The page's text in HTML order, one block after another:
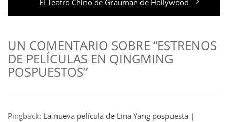
siguiente:
El Teatro Chino de Grauman de Hollywood
UN COMENTARIO SOBRE “ESTRENOS
DE PELÍCULAS EN QINGMING
POSPUESTOS”
Pingback: La nueva película de Lina Yang pospuesta |